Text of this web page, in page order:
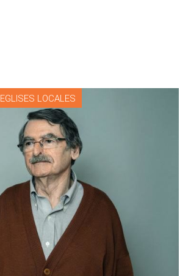
EGLISES LOCALES